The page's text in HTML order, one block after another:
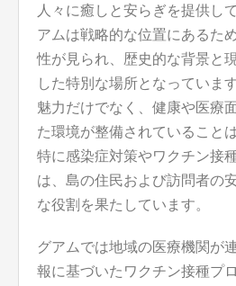
人々に癒しと安らぎを提供し
アムは戦略的な位置にあるた
性が見られ、歴史的な背景と
した特別な場所となっていま
魅力だけでなく、健康や医療
た環境が整備されていること
特に感染症対策やワクチン接
は、島の住民および訪問者の
な役割を果たしています。
グアムでは地域の医療機関が
報に基づいたワクチン接種プ